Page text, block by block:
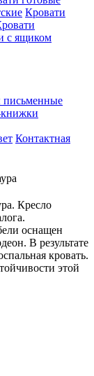
Кровати
с ящиком
Контактная
Кресло
оснащен
В результате
кровать.
этой